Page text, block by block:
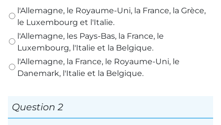
l'Allemagne, le Royaume-Uni, la France, la Grèce,
le Luxembourg et l'Italie.
l'Allemagne, les Pays-Bas, la France, le
Luxembourg, l'Italie et la Belgique.
l'Allemagne, la France, le Royaume-Uni, le
Danemark, l'Italie et la Belgique.
Question 2